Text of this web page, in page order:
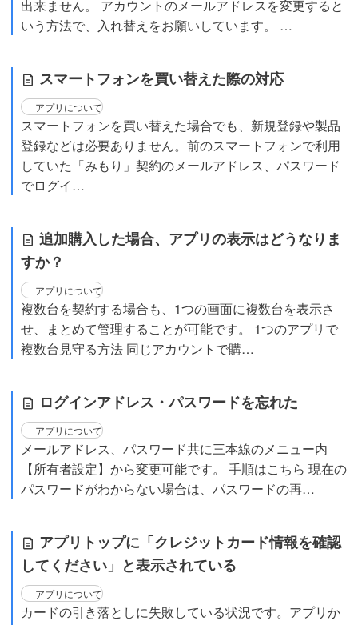
出来ません。 アカウントのメールアドレスを変更すると
いう方法で、入れ替えをお願いしています。 …
スマートフォンを買い替えた際の対応
アプリについて
スマートフォンを買い替えた場合でも、新規登録や製品
登録などは必要ありません。前のスマートフォンで利用
していた「みもり」契約のメールアドレス、パスワード
でログイ…
追加購入した場合、アプリの表示はどうなりま
すか？
アプリについて
複数台を契約する場合も、1つの画面に複数台を表示さ
せ、まとめて管理することが可能です。 1つのアプリで
複数台見守る方法 同じアカウントで購…
ログインアドレス・パスワードを忘れた
アプリについて
メールアドレス、パスワード共に三本線のメニュー内
【所有者設定】から変更可能です。 手順はこちら 現在の
パスワードがわからない場合は、パスワードの再…
アプリトップに「クレジットカード情報を確認
してください」と表示されている
アプリについて
カードの引き落としに失敗している状況です。アプリか